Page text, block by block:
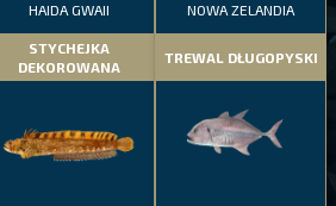
HAIDA GWAII
STYCHEJKA
DEKOROWANA
NOWA ZELANDIA
TREWAL DŁUGOPYSKI